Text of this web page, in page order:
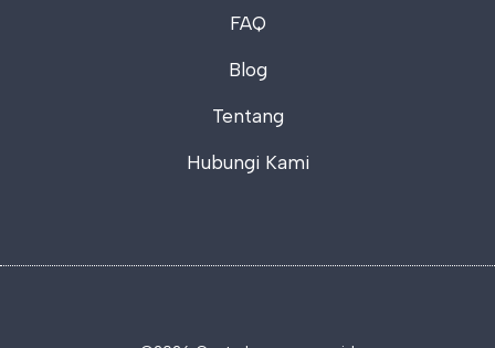
FAQ
Blog
Tentang
Hubungi Kami